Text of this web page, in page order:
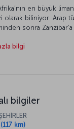
en büyük
olarak biliniyor. Arap
sonra Zanzibar’a
süslü, bembeyaz
bilgi
bilgiler
km)